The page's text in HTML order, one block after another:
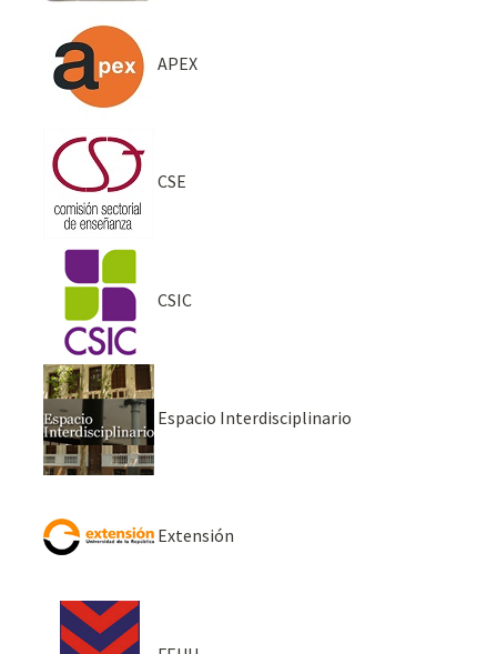
APEX
CSE
CSIC
Espacio Interdisciplinario
Extensión